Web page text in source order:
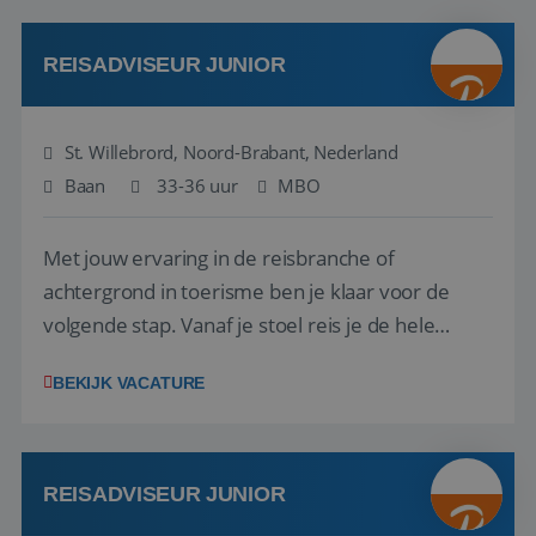
klanten te overtuigen om die droomreis te
boeken! ...
REISADVISEUR JUNIOR
St. Willebrord, Noord-Brabant, Nederland
Baan
33-36 uur MBO
Met jouw ervaring in de reisbranche of
achtergrond in toerisme ben je klaar voor de
volgende stap. Vanaf je stoel reis je de hele
wensen van je team, je klant en wat er in de
klanten te overtuigen om die droomreis te
boeken! ...
BEKIJK VACATURE
REISADVISEUR JUNIOR